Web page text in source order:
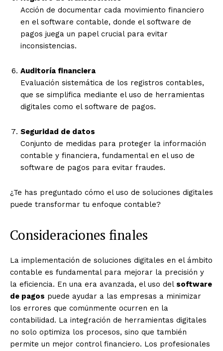
Acción de documentar cada movimiento financiero
en el software contable, donde el software de
pagos juega un papel crucial para evitar
inconsistencias.
Auditoría financiera
Evaluación sistemática de los registros contables,
que se simplifica mediante el uso de herramientas
digitales como el software de pagos.
Seguridad de datos
Conjunto de medidas para proteger la información
contable y financiera, fundamental en el uso de
software de pagos para evitar fraudes.
¿Te has preguntado cómo el uso de soluciones digitales
puede transformar tu enfoque contable?
Consideraciones finales
La implementación de soluciones digitales en el ámbito
contable es fundamental para mejorar la precisión y
la eficiencia. En una era avanzada, el uso del software
de pagos puede ayudar a las empresas a minimizar
los errores que comúnmente ocurren en la
contabilidad. La integración de herramientas digitales
no solo optimiza los procesos, sino que también
permite un mejor control financiero. Los profesionales